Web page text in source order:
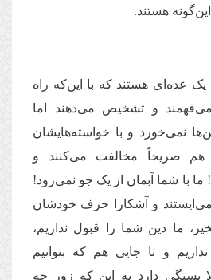
هستند.
عده‌ای هستند که با این‌که راه
و تشخیص می‌دهند اما
نمی‌خورد و با خواسته‌هایشان
هم صریحاً مخالفت می‌کنند و
ما با شما آبمان از یک جو نمی‌رود!
و آشکارا حرف خودشان
ما دین شما را قبول نداریم،
و تا جایی هم که بتوانیم
بستگی دارد به این که زور چه